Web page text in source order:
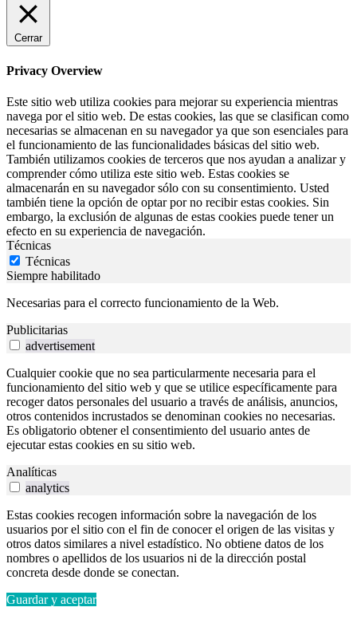
Cerrar
Privacy Overview
Este sitio web utiliza cookies para mejorar su experiencia mientras
navega por el sitio web. De estas cookies, las que se clasifican como
necesarias se almacenan en su navegador ya que son esenciales para
el funcionamiento de las funcionalidades básicas del sitio web.
También utilizamos cookies de terceros que nos ayudan a analizar y
comprender cómo utiliza este sitio web. Estas cookies se
almacenarán en su navegador sólo con su consentimiento. Usted
también tiene la opción de optar por no recibir estas cookies. Sin
embargo, la exclusión de algunas de estas cookies puede tener un
efecto en su experiencia de navegación.
Técnicas
Técnicas
Siempre habilitado
Necesarias para el correcto funcionamiento de la Web.
Publicitarias
advertisement
Cualquier cookie que no sea particularmente necesaria para el
funcionamiento del sitio web y que se utilice específicamente para
recoger datos personales del usuario a través de análisis, anuncios,
otros contenidos incrustados se denominan cookies no necesarias.
Es obligatorio obtener el consentimiento del usuario antes de
ejecutar estas cookies en su sitio web.
Analíticas
analytics
Estas cookies recogen información sobre la navegación de los
usuarios por el sitio con el fin de conocer el origen de las visitas y
otros datos similares a nivel estadístico. No obtiene datos de los
nombres o apellidos de los usuarios ni de la dirección postal
concreta desde donde se conectan.
Guardar y aceptar